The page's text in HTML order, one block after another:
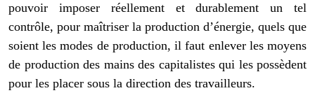
pouvoir imposer réellement et durablement un tel
contrôle, pour maîtriser la production d’énergie, quels que
soient les modes de production, il faut enlever les moyens
de production des mains des capitalistes qui les possèdent
pour les placer sous la direction des travailleurs.